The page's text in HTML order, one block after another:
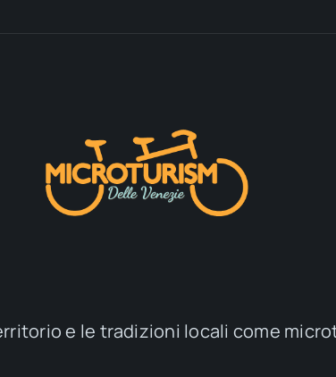
e le tradizioni locali come